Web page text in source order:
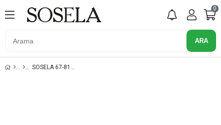
0
SOSELA 67-8104 KAHVE